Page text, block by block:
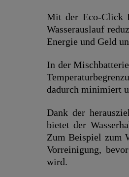
Mit der Eco-Click
Wasserauslauf
Energie und Geld
In der
dadurch minimiert
Dank der
bietet der
Zum Beispiel zum
Vorreinigung,
wird.